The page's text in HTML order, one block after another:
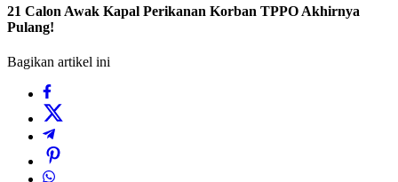
21 Calon Awak Kapal Perikanan Korban TPPO Akhirnya
Pulang!
Bagikan artikel ini